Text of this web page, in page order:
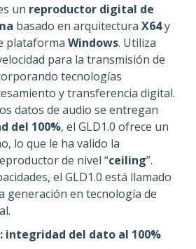
un reproductor digital de
basado en arquitectura X64y
plataforma Windows. Utiliza
para la transmisión de
tecnologías
y transferencia digital.
datos de audio se entregan
del 100%, el GLD1.0 ofrece un
lo que le ha valido la
de nivel “ceiling”.
el GLD1.0 está llamado
generación en tecnología de
integridad del dato al 100%